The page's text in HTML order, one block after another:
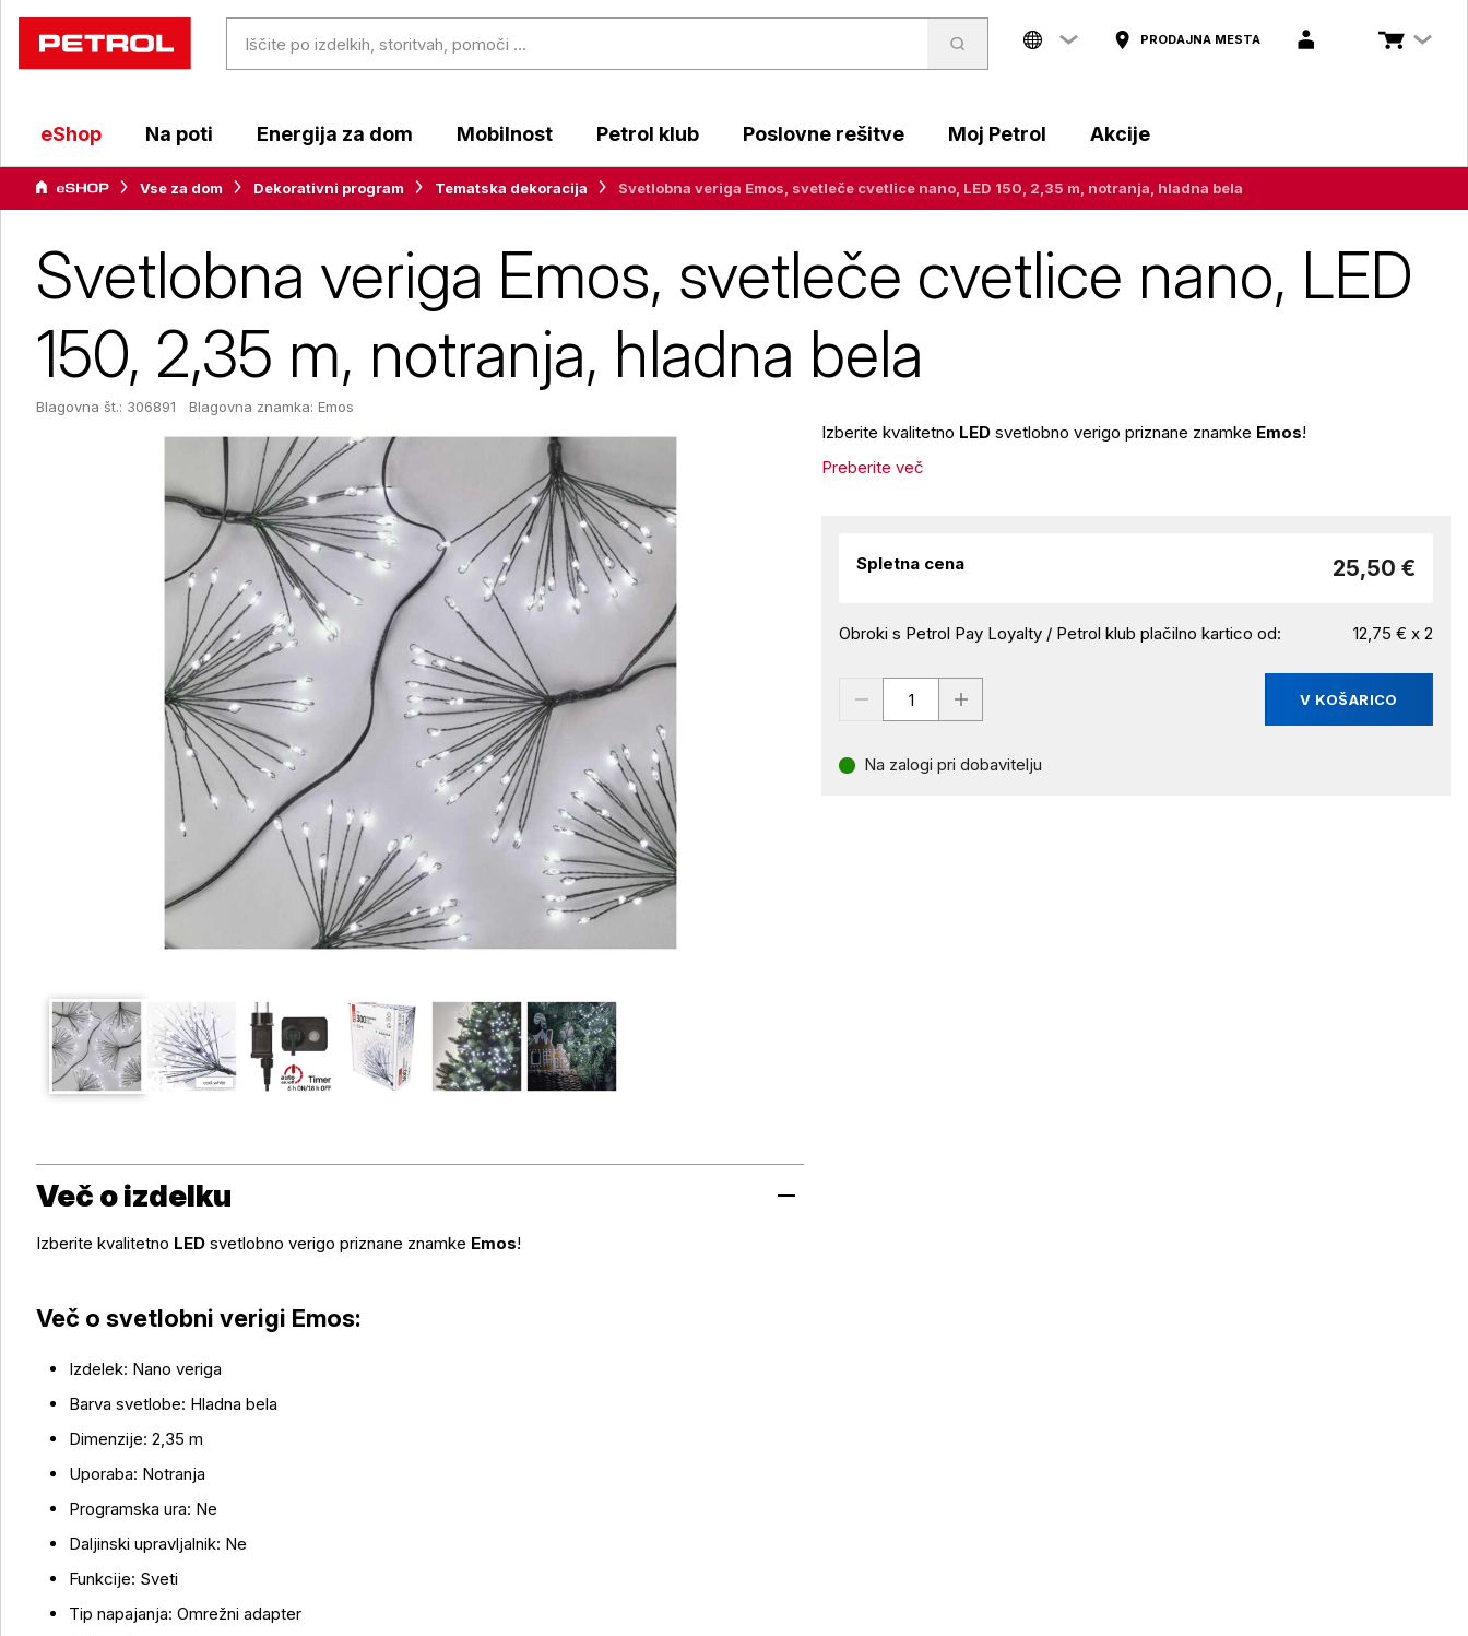
PRODAJNA MESTA
eShop Na poti Energija za dom Mobilnost Petrol klub Poslovne rešitve Moj Petrol Akcije
Vse za dom Dekorativni program Tematska dekoracija Svetlobna veriga Emos, svetleče cvetlice nano, LED 150, 2,35 m, notranja, hladna bela
Svetlobna veriga Emos, svetleče cvetlice nano, LED
150, 2,35 m, notranja, hladna bela
Blagovna št.: 306891 Blagovna znamka: Emos
Izberite kvalitetno LEDsvetlobno verigo priznane znamke Emos!
Preberite več
Spletna cena 25,50 €
Obroki s Petrol Pay Loyalty / Petrol klub plačilno kartico od: 12,75 € x 2
V KOŠARICO
Na zalogi pri dobavitelju
Več o izdelku
Izberite kvalitetno LED svetlobno verigo priznane znamke Emos!
Več o svetlobni verigi Emos:
Izdelek: Nano veriga
Barva svetlobe: Hladna bela
Dimenzije: 2,35 m
Uporaba: Notranja
Programska ura: Ne
Daljinski upravljalnik: Ne
Funkcije: Sveti
Tip napajanja: Omrežni adapter